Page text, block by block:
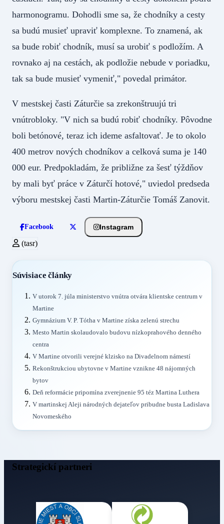
harmonogramu. Dohodli sme sa, že chodníky a cesty
sa budú musieť upraviť komplexne. To znamená, ak
sa bude robiť chodník, musí sa urobiť s podložím. A
rovnako aj na cestách, ak podložie nebude v poriadku,
tak sa bude musieť vymeniť," povedal primátor.
V mestskej časti Záturčie sa zrekonštruujú tri
vnútrobloky. "V nich sa budú robiť chodníky. Pôvodne
boli betónové, teraz ich ideme asfaltovať. Je to okolo
400 metrov nových chodníkov a celková suma je 140
000 eur. Predpokladám, že približne za šesť týždňov
by mali byť práce v Záturčí hotové," uviedol predseda
výboru mestskej časti Martin-Záturčie Tomáš Zanovit.
Facebook Instagram
(tasr)
Súvisiace články
V utorok 7. júla ministerstvo vnútra otvára klientske centrum v
Martine
Gymnázium V. P. Tótha v Martine získa zelenú strechu
Mesto Martin skolaudovalo budovu nízkoprahového denného
centra
V Martine otvorili verejné klzisko na Divadelnom námestí
Rekonštrukciou ubytovne v Martine vznikne 48 nájomných
bytov
Deň reformácie pripomína zverejnenie 95 téz Martina Luthera
V martinskej Aleji národných dejateľov pribudne busta Ladislava
Novomeského
Strategickí partneri